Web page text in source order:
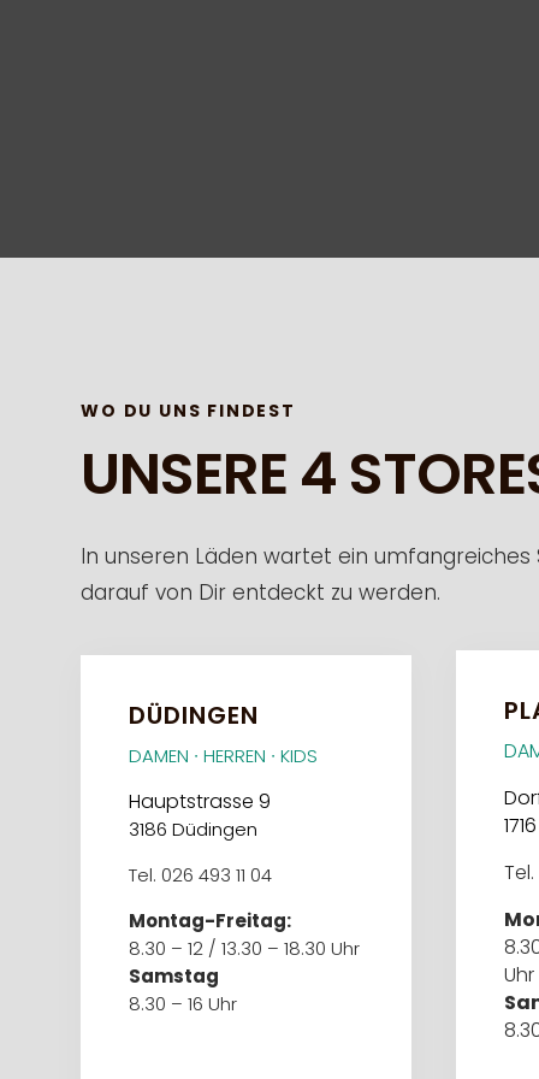
WO DU UNS FINDEST
UNSERE 4
In unseren Läden wartet ein
darauf von Dir entdeckt zu werden.
DÜDINGEN
DAMEN ∙ HERREN ∙ KIDS
Hauptstrasse 9
3186 Düdingen
Tel. 026 493 11 04
Montag-Freitag:
8.30 – 12 / 13.30 – 18.30 Uhr
Samstag
8.30 – 16 Uhr
Tel.
Uhr